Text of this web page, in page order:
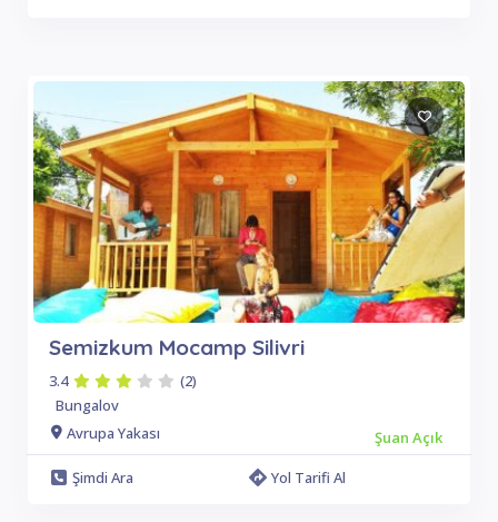
Semizkum Mocamp Silivri
3.4
(2)
Bungalov
Avrupa Yakası
Şuan Açık
Şimdi Ara
Yol Tarifi Al